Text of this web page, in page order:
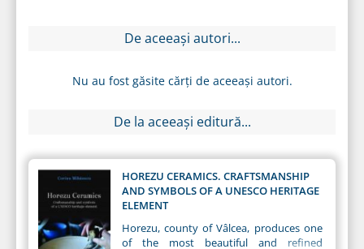
De aceeași autori...
Nu au fost găsite cărți de aceeași autori.
De la aceeași editură...
HOREZU CERAMICS. CRAFTSMANSHIP
AND SYMBOLS OF A UNESCO HERITAGE
ELEMENT
Horezu, county of Vâlcea, produces one
of the most beautiful and refined